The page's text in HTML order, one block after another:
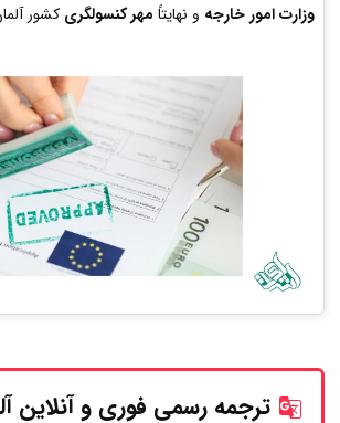
وزارت امور خارجه و نهایتاً مهر کنسولگری کشور
ترجمه رسمی فوری و آنلاین